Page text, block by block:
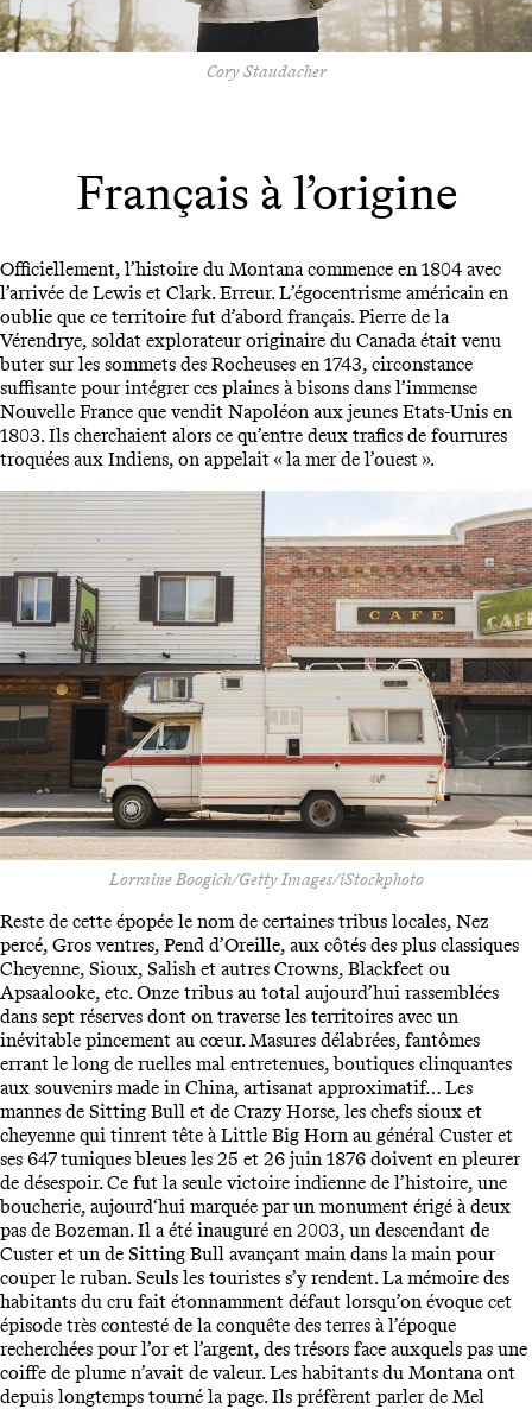
Cory Staudacher
Français à l’origine
Officiellement, l’histoire du Montana commence en 1804 avec
l’arrivée de Lewis et Clark. Erreur. L’égocentrisme américain en
oublie que ce territoire fut d’abord français. Pierre de la
Vérendrye, soldat explorateur originaire du Canada était venu
buter sur les sommets des Rocheuses en 1743, circonstance
suffisante pour intégrer ces plaines à bisons dans l’immense
Nouvelle France que vendit Napoléon aux jeunes Etats-Unis en
1803. Ils cherchaient alors ce qu’entre deux trafics de fourrures
troquées aux Indiens, on appelait « la mer de l’ouest ».
Lorraine Boogich/Getty Images/iStockphoto
Reste de cette épopée le nom de certaines tribus locales, Nez
percé, Gros ventres, Pend d’Oreille, aux côtés des plus classiques
Cheyenne, Sioux, Salish et autres Crowns, Blackfeet ou
Apsaalooke, etc. Onze tribus au total aujourd’hui rassemblées
dans sept réserves dont on traverse les territoires avec un
inévitable pincement au cœur. Masures délabrées, fantômes
errant le long de ruelles mal entretenues, boutiques clinquantes
aux souvenirs made in China, artisanat approximatif… Les
mannes de Sitting Bull et de Crazy Horse, les chefs sioux et
cheyenne qui tinrent tête à Little Big Horn au général Custer et
ses 647 tuniques bleues les 25 et 26 juin 1876 doivent en pleurer
de désespoir. Ce fut la seule victoire indienne de l’histoire, une
boucherie, aujourd‘hui marquée par un monument érigé à deux
pas de Bozeman. Il a été inauguré en 2003, un descendant de
Custer et un de Sitting Bull avançant main dans la main pour
couper le ruban. Seuls les touristes s’y rendent. La mémoire des
habitants du cru fait étonnamment défaut lorsqu’on évoque cet
épisode très contesté de la conquête des terres à l’époque
recherchées pour l’or et l’argent, des trésors face auxquels pas une
coiffe de plume n’avait de valeur. Les habitants du Montana ont
depuis longtemps tourné la page. Ils préfèrent parler de Mel